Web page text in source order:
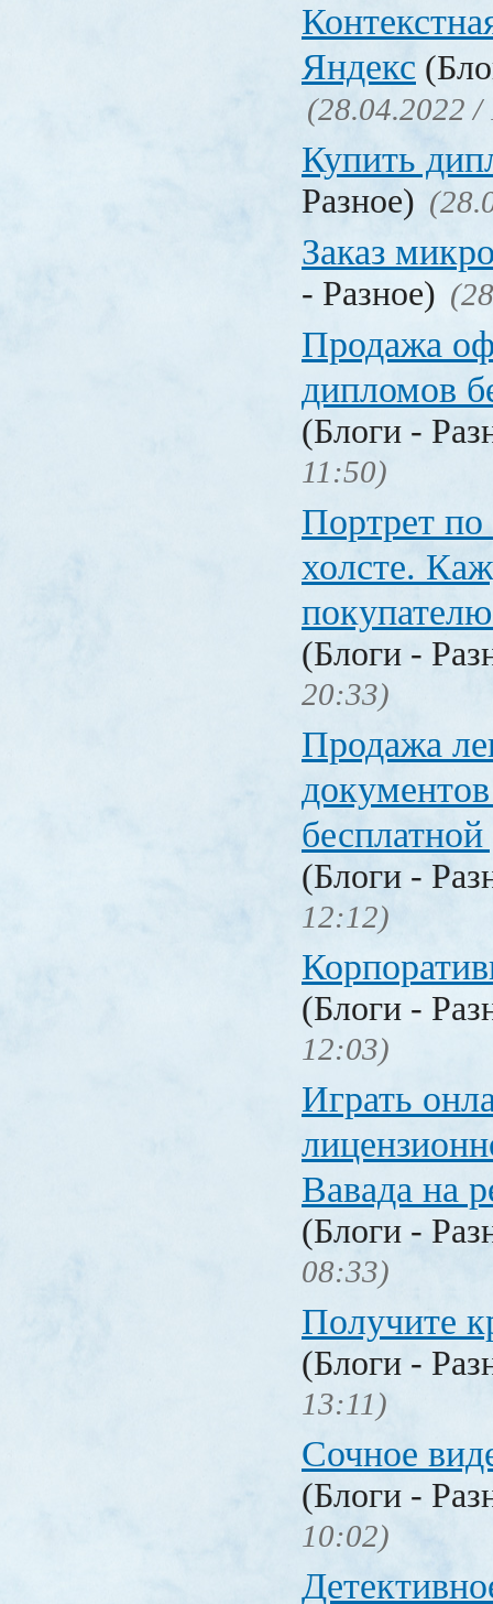
Яндекс
(28.04.2022 /
Купить
Разное)
Заказ
- Разное)
Продажа
дипломов
(Блоги -
11:50)
Портрет
холсте.
(Блоги -
20:33)
Продажа
(Блоги -
12:12)
(Блоги -
12:03)
Играть
Вавада на
(Блоги -
08:33)
Получите
(Блоги -
13:11)
Сочное
(Блоги -
10:02)